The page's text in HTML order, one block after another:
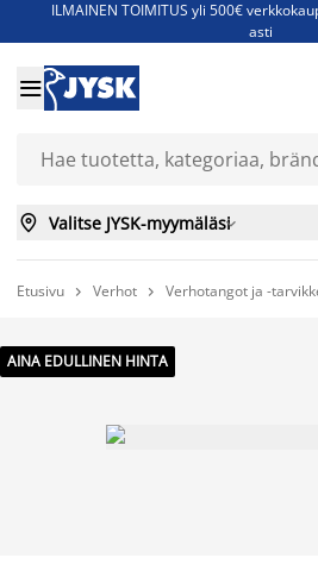
ILMAINEN TOIMITUS yli 500€
asti
Jenkkisänkyjä - Säästä

 Valitse JYSK-myymäläsi
Etusivu  Verhot  Verhotangot ja -
AINA EDULLINEN HINTA